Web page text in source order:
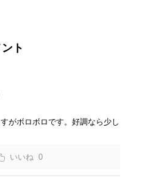
ト
がボロボロです。好調なら少し
0